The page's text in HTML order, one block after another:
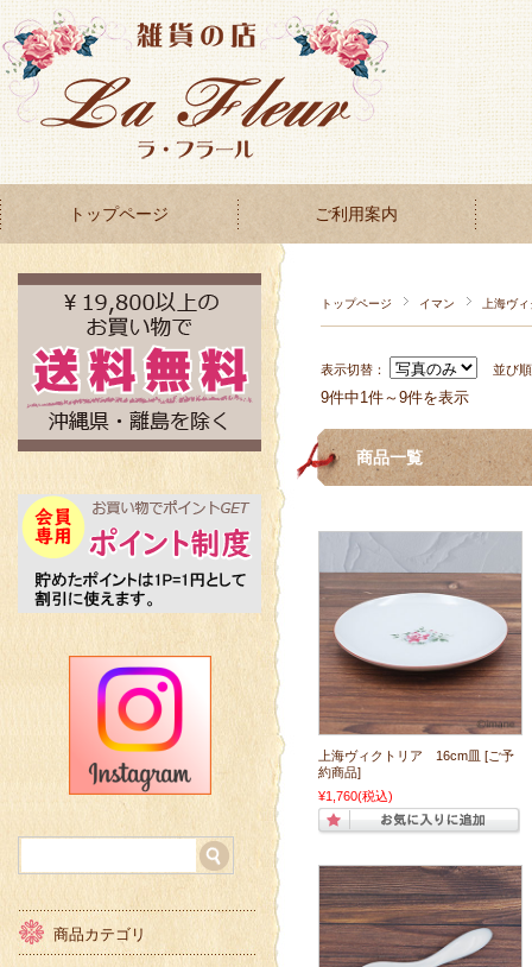
トップページ ご利用案内
トップページ イマン 上海ヴ
表示切替： 並び
9件中1件～9件を表示
商品一覧
上海ヴィクトリア 16cm皿 [ご予
約商品]
¥1,760(税込)
商品カテゴリ